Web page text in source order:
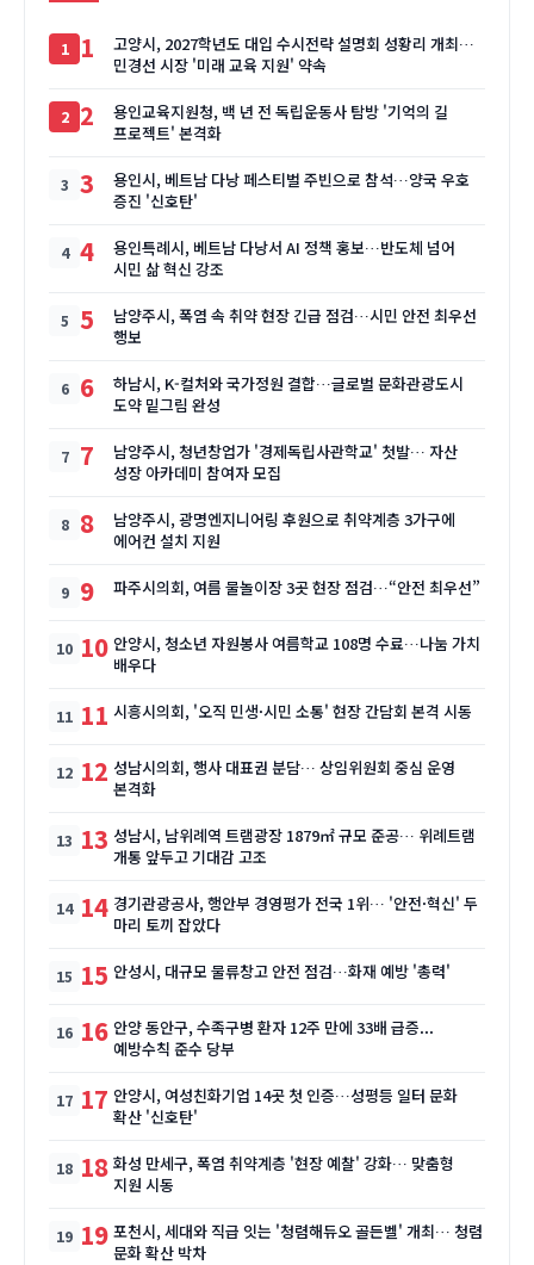
1
고양시, 2027학년도 대입 수시전략 설명회 성황리 개최…
민경선 시장 '미래 교육 지원' 약속
2
용인교육지원청, 백 년 전 독립운동사 탐방 '기억의 길
프로젝트' 본격화
3
용인시, 베트남 다낭 페스티벌 주빈으로 참석…양국 우호
증진 '신호탄'
4
용인특례시, 베트남 다낭서 AI 정책 홍보…반도체 넘어
시민 삶 혁신 강조
5
남양주시, 폭염 속 취약 현장 긴급 점검…시민 안전 최우선
행보
6
하남시, K-컬처와 국가정원 결합…글로벌 문화관광도시
도약 밑그림 완성
7
남양주시, 청년창업가 '경제독립사관학교' 첫발… 자산
성장 아카데미 참여자 모집
8
남양주시, 광명엔지니어링 후원으로 취약계층 3가구에
에어컨 설치 지원
9 파주시의회, 여름 물놀이장 3곳 현장 점검…“안전 최우선”
10 안양시, 청소년 자원봉사 여름학교 108명 수료…나눔 가치
배우다
11 시흥시의회, '오직 민생·시민 소통' 현장 간담회 본격 시동
12 성남시의회, 행사 대표권 분담… 상임위원회 중심 운영
본격화
13 성남시, 남위례역 트램광장 1879㎡ 규모 준공… 위례트램
개통 앞두고 기대감 고조
14 경기관광공사, 행안부 경영평가 전국 1위… '안전·혁신' 두
마리 토끼 잡았다
15 안성시, 대규모 물류창고 안전 점검…화재 예방 '총력'
16 안양 동안구, 수족구병 환자 12주 만에 33배 급증...
예방수칙 준수 당부
17 안양시, 여성친화기업 14곳 첫 인증…성평등 일터 문화
확산 '신호탄'
18 화성 만세구, 폭염 취약계층 '현장 예찰' 강화… 맞춤형
지원 시동
19 포천시, 세대와 직급 잇는 '청렴해듀오 골든벨' 개최… 청렴
문화 확산 박차